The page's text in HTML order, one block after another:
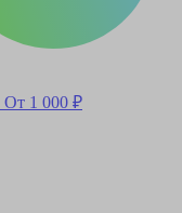
От 1 000 ₽